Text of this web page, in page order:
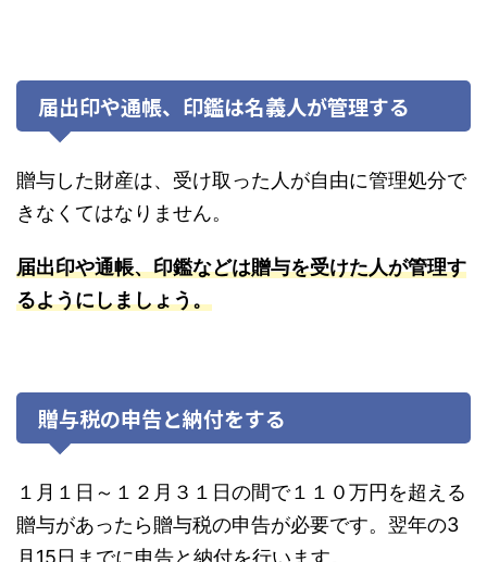
届出印や通帳、印鑑は名義人が管理する
贈与した財産は、受け取った人が自由に管理処分で
きなくてはなりません。
届出印や通帳、印鑑などは贈与を受けた人が管理す
るようにしましょう。
贈与税の申告と納付をする
１月１日～１２月３１日の間で１１０万円を超える
贈与があったら贈与税の申告が必要です。翌年の3
月15日までに申告と納付を行います。